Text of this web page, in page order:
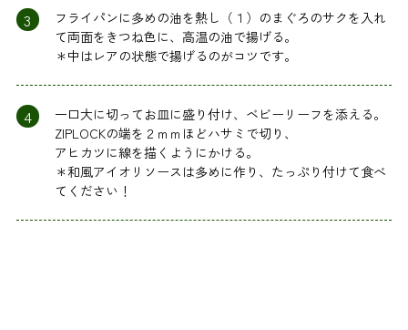
3
フライパンに多めの油を熱し（１）のまぐろのサクを入れ
て両面をきつね色に、高温の油で揚げる。
＊中はレアの状態で揚げるのがコツです。
4
一口大に切ってお皿に盛り付け、ベビーリーフを添える。
ZIPLOCKの端を２ｍｍほどハサミで切り、
アヒカツに線を描くようにかける。
＊和風アイオリソースは多めに作り、たっぷり付けて食べ
てください！